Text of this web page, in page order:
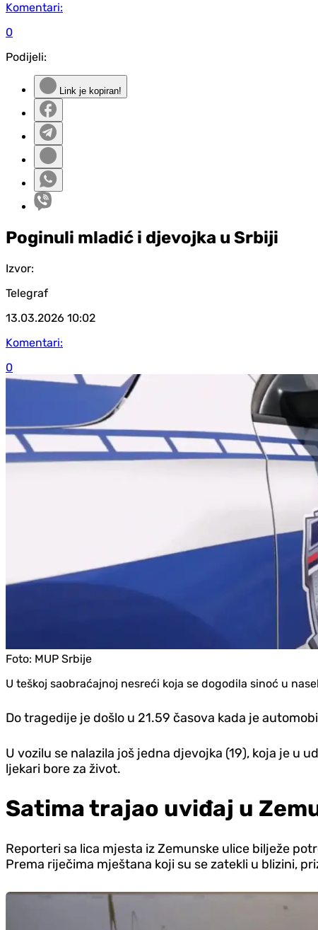
Komentari:
0
Podijeli:
Link je kopiran!
Poginuli mladić i d‌jevojka u Srbiji
Izvor:
Telegraf
13.03.2026 10:02
Komentari:
0
Foto: MUP Srbije
U teškoj saobraćajnoj nesreći koja se dogodila sinoć u
Do tragedije je došlo u 21.59 časova kada je
U vozilu se nalazila još jedna d‌jevojka (19), koja je u
ljekari bore za život.
Satima trajao uviđaj u
Reporteri sa lica mjesta iz Zemunske ulice bilježe
Prema riječima mještana koji su se zatekli u blizini,